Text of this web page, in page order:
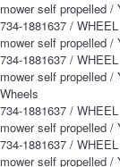
mower self propelled
734-1881637 /
mower self propelled
734-1881637 /
mower self propelled /
Wheels
734-1881637 /
mower self propelled
734-1881637 /
mower self propelled